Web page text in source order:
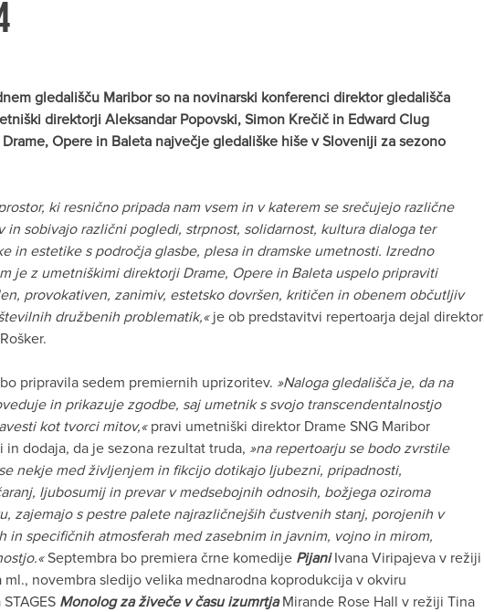
gledališču Maribor so na novinarski konferenci direktor gledališča
direktorji Aleksandar Popovski, Simon Krečič in Edward Clug
Opere in Baleta največje gledališke hiše v Sloveniji za sezono
ki resnično pripada nam vsem in v katerem se srečujejo različne
in sobivajo različni pogledi, strpnost, solidarnost, kultura dialoga ter
in estetike s področja glasbe, plesa in dramske umetnosti. Izredno
je z umetniškimi direktorji Drame, Opere in Baleta uspelo pripraviti
provokativen, zanimiv, estetsko dovršen, kritičen in obenem občutljiv
družbenih problematik,«je ob predstavitvi repertoarja dejal direktor
pripravila sedem premiernih uprizoritev. »Naloga gledališča je, da na
in prikazuje zgodbe, saj umetnik s svojo transcendentalnostjo
kot tvorci mitov,«pravi umetniški direktor Drame SNG Maribor
in dodaja, da je sezona rezultat truda, »na repertoarju se bodo zvrstile
nekje med življenjem in fikcijo dotikajo ljubezni, pripadnosti,
ljubosumij in prevar v medsebojnih odnosih, božjega oziroma
zajemajo s pestre palete najrazličnejših čustvenih stanj, porojenih v
in specifičnih atmosferah med zasebnim in javnim, vojno in mirom,
Septembra bo premiera črne komedije PijaniIvana Viripajeva v režiji
novembra sledijo velika mednarodna koprodukcija v okviru
Monolog za živeče v času izumrtjaMirande Rose Hall v režiji Tina